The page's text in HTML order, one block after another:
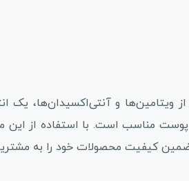
ویتامین‌ها و آنتی‌اکسیدان‌ها،
مناسب است. با استفاده از
کیفیت محصولات خود را به